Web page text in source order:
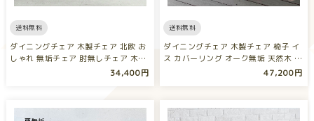
送料無料
ダイニングチェア 木製チェア 北欧 お
しゃれ 無垢チェア 肘無しチェア 木…
34,400円
送料無料
ダイニングチェア 木製チェア 椅子 イ
ス カバーリング オーク無垢 天然木 …
47,200円